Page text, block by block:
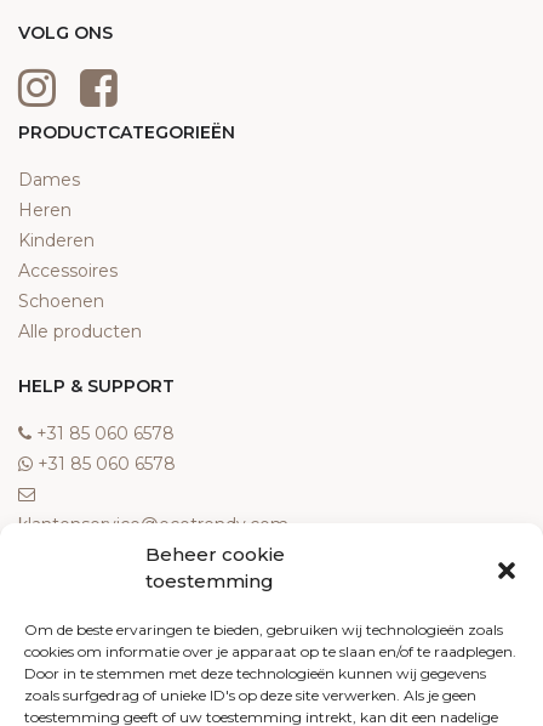
Beheer cookie
toestemming
Om de beste ervaringen te bieden, gebruiken wij technologieën zoals
cookies om informatie over je apparaat op te slaan en/of te raadplegen.
Door in te stemmen met deze technologieën kunnen wij gegevens
zoals surfgedrag of unieke ID's op deze site verwerken. Als je geen
toestemming geeft of uw toestemming intrekt, kan dit een nadelige
VOLG ONS
PRODUCTCATEGORIEËN
Dames
Heren
Kinderen
Accessoires
Schoenen
Alle producten
HELP & SUPPORT
‎+31 85 060 6578
‎+31 85 060 6578
klantenservice@ecotrendy.com
Meest gestelde vragen
Contact
Algemene voorwaarden
Retourneren